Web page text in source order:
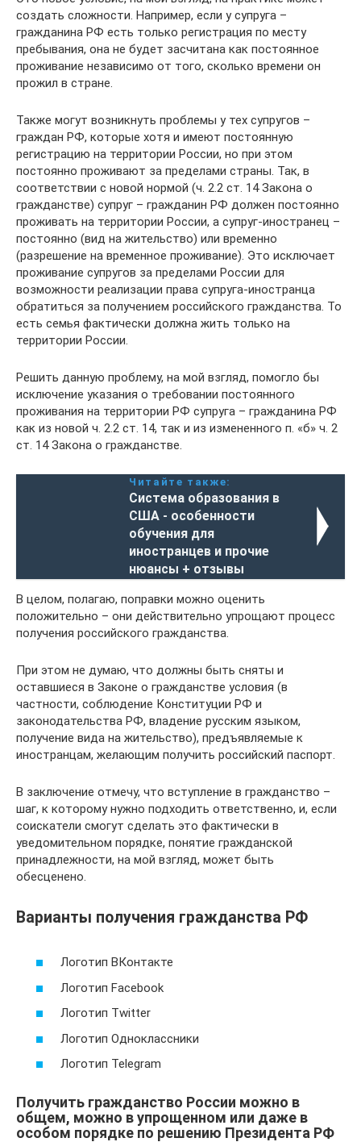
создать сложности. Например, если у супруга –
гражданина РФ есть только регистрация по месту
пребывания, она не будет засчитана как постоянное
проживание независимо от того, сколько времени он
прожил в стране.
Также могут возникнуть проблемы у тех супругов –
граждан РФ, которые хотя и имеют постоянную
регистрацию на территории России, но при этом
постоянно проживают за пределами страны. Так, в
соответствии с новой нормой (ч. 2.2 ст. 14 Закона о
гражданстве) супруг – гражданин РФ должен постоянно
проживать на территории России, а супруг-иностранец –
постоянно (вид на жительство) или временно
(разрешение на временное проживание). Это исключает
проживание супругов за пределами России для
возможности реализации права супруга-иностранца
обратиться за получением российского гражданства. То
есть семья фактически должна жить только на
территории России.
Решить данную проблему, на мой взгляд, помогло бы
исключение указания о требовании постоянного
проживания на территории РФ супруга – гражданина РФ
как из новой ч. 2.2 ст. 14, так и из измененного п. «б» ч. 2
ст. 14 Закона о гражданстве.
Читайте также:
Система образования в
США - особенности
обучения для
иностранцев и прочие
нюансы + отзывы
В целом, полагаю, поправки можно оценить
положительно – они действительно упрощают процесс
получения российского гражданства.
При этом не думаю, что должны быть сняты и
оставшиеся в Законе о гражданстве условия (в
частности, соблюдение Конституции РФ и
законодательства РФ, владение русским языком,
получение вида на жительство), предъявляемые к
иностранцам, желающим получить российский паспорт.
В заключение отмечу, что вступление в гражданство –
шаг, к которому нужно подходить ответственно, и, если
соискатели смогут сделать это фактически в
уведомительном порядке, понятие гражданской
принадлежности, на мой взгляд, может быть
обесценено.
Варианты получения гражданства РФ
Логотип ВКонтакте
Логотип Facebook
Логотип Twitter
Логотип Одноклассники
Логотип Telegram
Получить гражданство России можно в
общем, можно в упрощенном или даже в
особом порядке по решению Президента РФ